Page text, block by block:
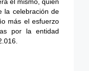
la celebración de
más el esfuerzo
por la entidad